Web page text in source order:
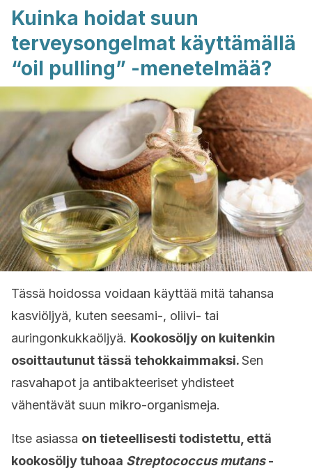
Kuinka hoidat suun
terveysongelmat käyttämällä
“oil pulling” -menetelmää?
Tässä hoidossa voidaan käyttää mitä tahansa
kasviöljyä, kuten seesami-, oliivi- tai
auringonkukkaöljyä. Kookosöljy on kuitenkin
osoittautunut tässä tehokkaimmaksi.Sen
rasvahapot ja antibakteeriset yhdisteet
vähentävät suun mikro-organismeja.
Itse asiassa on tieteellisesti todistettu, että
kookosöljy tuhoaa Streptococcus mutans-